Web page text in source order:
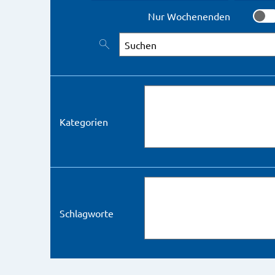
Nur Wochenenden
Nur
Nach Veranstaltungen suchen
Kategorien
Schlagworte